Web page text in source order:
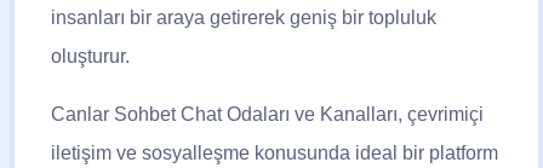
insanları bir araya getirerek geniş bir topluluk
oluşturur.
Canlar SohbetChat Odaları ve Kanalları, çevrimiçi
iletişim ve sosyalleşme konusunda ideal bir platform